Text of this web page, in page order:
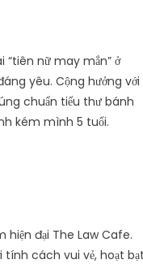
nữ may mắn” ở
yêu. Cộng hưởng với
chuẩn tiểu thư bánh
kém mình 5 tuổi.
hiện đại The Law Cafe.
cách vui vẻ, hoạt